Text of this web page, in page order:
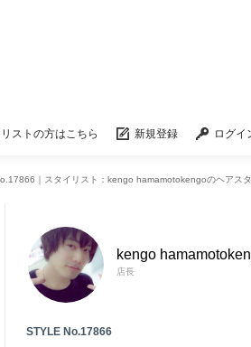
ストの方はこちら 新規登録 ログイ
｜スタイリスト：kengo hamamotokengoのヘアス
kengo
店長
STYLE No.17866